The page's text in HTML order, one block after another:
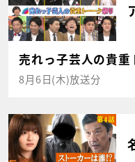
売れっ子芸人の貴
8月6日(木)放送分